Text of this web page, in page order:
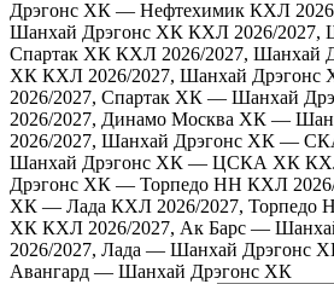
Дрэгонс ХК — Нефтехимик КХЛ
Шанхай Дрэгонс ХК КХЛ 2026/2027,
Спартак ХК КХЛ 2026/2027, Шанхай
ХК КХЛ 2026/2027, Шанхай Дрэгонс
2026/2027, Спартак ХК — Шанхай
2026/2027, Динамо Москва ХК —
2026/2027, Шанхай Дрэгонс ХК —
Шанхай Дрэгонс ХК — ЦСКА ХК
Дрэгонс ХК — Торпедо НН КХЛ
ХК — Лада КХЛ 2026/2027,
ХК КХЛ 2026/2027, Ак Барс —
2026/2027, Лада — Шанхай Дрэгонс
Авангард — Шанхай Дрэгонс ХК